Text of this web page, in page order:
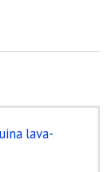
lava-